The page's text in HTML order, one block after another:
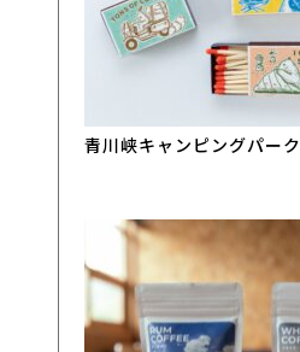
青川峡キャンピングパーク